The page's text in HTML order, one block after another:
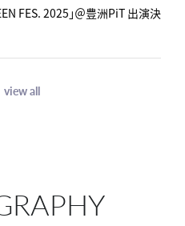
view all
FES. 2025」＠豊洲PiT 出演決